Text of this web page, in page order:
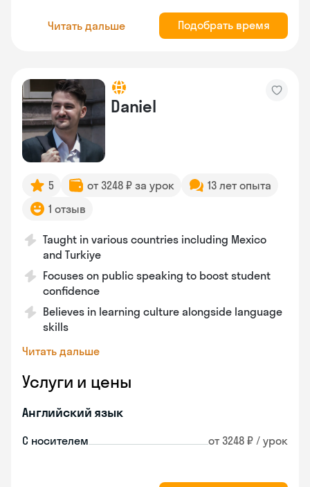
Читать дальше Подобрать время
Daniel
5 от 3248 ₽ за урок
13 лет опыта
1 отзыв
Taught in various countries including Mexico
and Turkiye
Focuses on public speaking to boost student
confidence
Believes in learning culture alongside language
skills
Читать дальше
Услуги и цены
Английский язык
С носителем от 3248 ₽ / урок